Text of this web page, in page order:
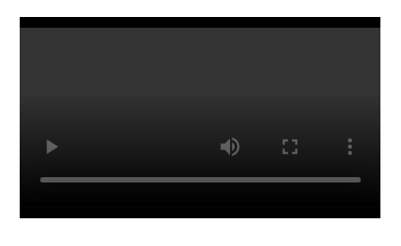
залы, входные группы, атриумы, зоны
местами у лифтов, эскалаторов
Но ключевой фактор, что рядом всегда